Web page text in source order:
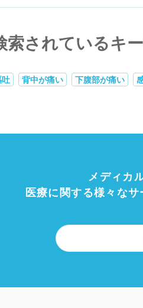
索されているキ
吐 背中が痛い 下腹部が痛い
メディカ
医療に関する様々な